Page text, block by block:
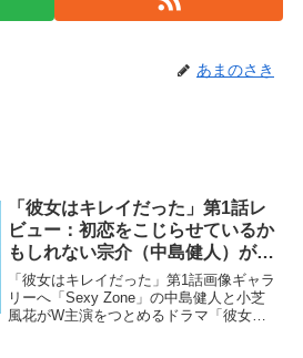
あまのさき
「彼女はキレイだった」第1話レ
ビュー：初恋をこじらせているか
もしれない宗介（中島健人）がた
まらない（※ストーリーネタバレ
あり）
「彼女はキレイだった」第1話画像ギャラ
リーへ「Sexy Zone」の中島健人と小芝
風花がW主演をつとめるドラマ「彼女は